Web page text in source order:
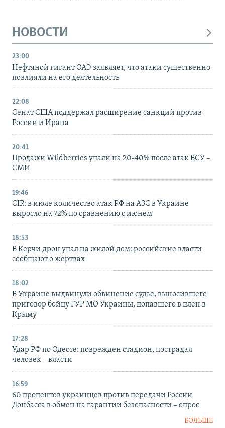
НОВОСТИ
23:00
Нефтяной гигант ОАЭ заявляет, что атаки существенно
повлияли на его деятельность
22:08
Сенат США поддержал расширение санкций против
России и Ирана
20:41
Продажи Wildberries упали на 20-40% после атак ВСУ –
СМИ
19:46
CIR: в июле количество атак РФ на АЗС в Украине
выросло на 72% по сравнению с июнем
18:53
В Керчи дрон упал на жилой дом: российские власти
сообщают о жертвах
18:02
В Украине выдвинули обвинение судье, выносившего
приговор бойцу ГУР МО Украины, попавшего в плен в
Крыму
17:28
Удар РФ по Одессе: поврежден стадион, пострадал
человек – власти
16:59
60 процентов украинцев против передачи России
Донбасса в обмен на гарантии безопасности – опрос
БОЛЬШЕ